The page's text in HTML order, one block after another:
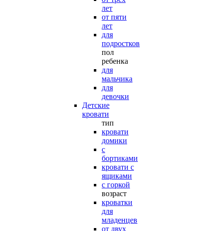
лет
от пяти
лет
для
подростков
пол
ребенка
для
мальчика
для
девочки
Детские
кровати
тип
кровати
домики
с
бортиками
кровати с
ящиками
с горкой
возраст
кроватки
для
младенцев
от двух